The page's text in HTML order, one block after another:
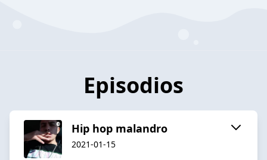
Episodios
Hip hop malandro
2021-01-15